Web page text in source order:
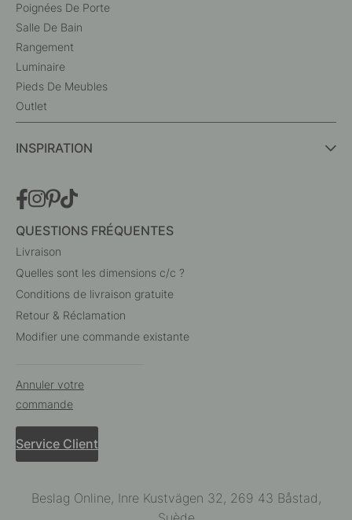
Poignées De Porte
Salle De Bain
Rangement
Luminaire
Pieds De Meubles
Outlet
INSPIRATION
QUESTIONS FRÉQUENTES
Livraison
Quelles sont les dimensions c/c ?
Conditions de livraison gratuite
Retour & Réclamation
Modifier une commande existante
Annuler votre
commande
Service Client
Beslag Online, Inre Kustvägen 32, 269 43 Båstad,